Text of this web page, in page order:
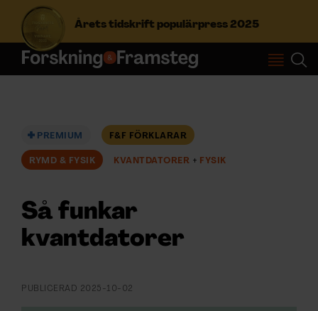
Årets tidskrift populärpress 2025
S
f
t
e
Prenumerera
NYHETSBREV
ÄMNEN
PREMIUM F&F FÖRKLARAR
RYMD & FYSIK KVANTDATORER FYSIK
Så funkar
kvantdatorer
PUBLICERAD 2025-10-02